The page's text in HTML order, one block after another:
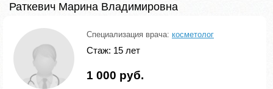
Раткевич Марина Владимировна
Специализация врача: косметолог
Стаж: 15 лет
1 000 руб.